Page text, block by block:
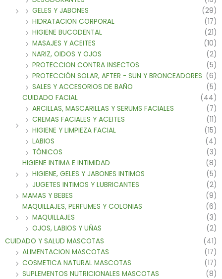
GELES Y JABONES
(29)
HIDRATACION CORPORAL
(17)
HIGIENE BUCODENTAL
(21)
MASAJES Y ACEITES
(10)
NARIZ, OIDOS Y OJOS
(2)
PROTECCION CONTRA INSECTOS
(5)
PROTECCIÓN SOLAR, AFTER - SUN Y BRONCEADORES (6)
SALES Y ACCESORIOS DE BAÑO
(5)
CUIDADO FACIAL
(44)
ARCILLAS, MASCARILLAS Y SERUMS FACIALES
(7)
CREMAS FACIALES Y ACEITES
(11)
HIGIENE Y LIMPIEZA FACIAL
(15)
LABIOS
(4)
TÓNICOS
(3)
HIGIENE INTIMA E INTIMIDAD
(8)
HIGIENE, GELES Y JABONES INTIMOS
(5)
JUGETES INTIMOS Y LUBRICANTES
(2)
MAMAS Y BEBES
(9)
MAQUILLAJES, PERFUMES Y COLONIAS
(6)
MAQUILLAJES
(3)
OJOS, LABIOS Y UÑAS
(2)
CUIDADO Y SALUD MASCOTAS
(41)
ALIMENTACION MASCOTAS
(17)
COSMETICA NATURAL MASCOTAS
(17)
SUPLEMENTOS NUTRICIONALES MASCOTAS
(8)